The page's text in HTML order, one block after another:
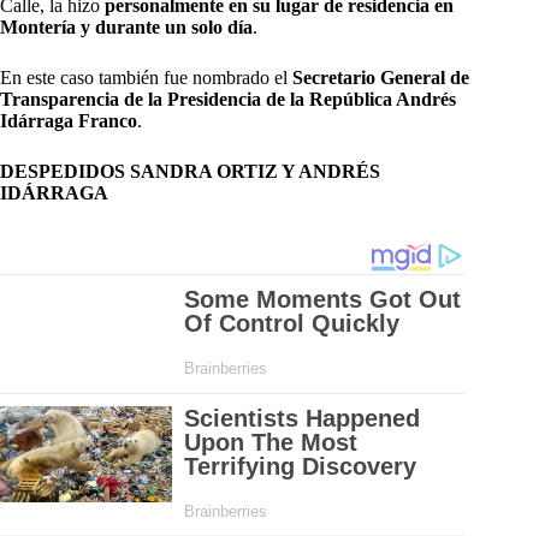
Calle, la hizo personalmente en su lugar de residencia en
Montería y durante un solo día.
En este caso también fue nombrado el Secretario General de
Transparencia de la Presidencia de la República Andrés
Idárraga Franco.
DESPEDIDOS SANDRA ORTIZ Y ANDRÉS
IDÁRRAGA